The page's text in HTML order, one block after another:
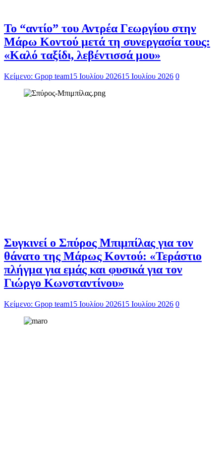
Το “αντίο” του Αντρέα Γεωργίου στην
Μάρω Κοντού μετά τη συνεργασία τους:
«Καλό ταξίδι, λεβέντισσά μου»
Κείμενο: Gpop team15 Ιουλίου 202615 Ιουλίου 2026 0
Συγκινεί ο Σπύρος Μπιμπίλας για τον
θάνατο της Μάρως Κοντού: «Τεράστιο
πλήγμα για εμάς και φυσικά για τον
Γιώργο Κωνσταντίνου»
Κείμενο: Gpop team15 Ιουλίου 202615 Ιουλίου 2026 0